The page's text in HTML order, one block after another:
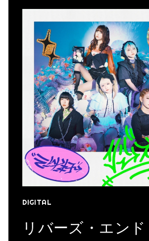
DIGITAL
リバーズ・エンド